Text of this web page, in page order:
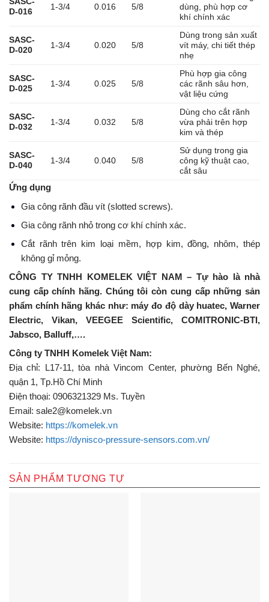
D-016
1-3/4 0.016 5/8
dùng, phù hợp cơ
khí chính xác
SASC-
D-020
1-3/4 0.020 5/8
Dùng trong sản xuất
vít máy, chi tiết thép
nhẹ
SASC-
D-025
1-3/4 0.025 5/8
Phù hợp gia công
các rãnh sâu hơn,
vật liệu cứng
SASC-
D-032
1-3/4 0.032 5/8
Dùng cho cắt rãnh
vừa phải trên hợp
kim và thép
SASC-
D-040
1-3/4 0.040 5/8
Sử dụng trong gia
công kỹ thuật cao,
cắt sâu
Ứng dụng
Gia công rãnh đầu vít (slotted screws).
Gia công rãnh nhỏ trong cơ khí chính xác.
Cắt rãnh trên kim loại mềm, hợp kim, đồng, nhôm, thép
không gỉ mỏng.
CÔNG TY TNHH KOMELEK VIỆT NAM – Tự hào là nhà
cung cấp chính hãng. Chúng tôi còn cung cấp những sản
phẩm chính hãng khác như: máy đo độ dày huatec, Warner
Electric, Vikan, VEEGEE Scientific, COMITRONIC-BTI,
Jabsco, Balluff,….
Công ty TNHH Komelek Việt Nam:
Địa chỉ: L17-11, tòa nhà Vincom Center, phường Bến Nghé,
quận 1, Tp.Hồ Chí Minh
Điện thoại: 0906321329 Ms. Tuyền
Email: sale2@komelek.vn
Website: https://komelek.vn
Website: https://dynisco-pressure-sensors.com.vn/
SẢN PHẨM TƯƠNG TỰ